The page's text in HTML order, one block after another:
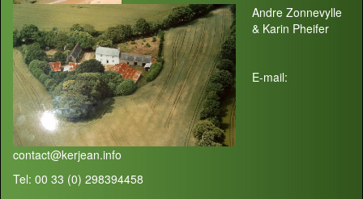
Andre Zonnevylle
& Karin Pheifer
E-mail:
contact@kerjean.info
Tel: 00 33 (0) 298394458